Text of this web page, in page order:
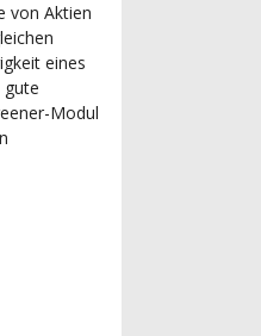
von Aktien
eines
gute
Modul